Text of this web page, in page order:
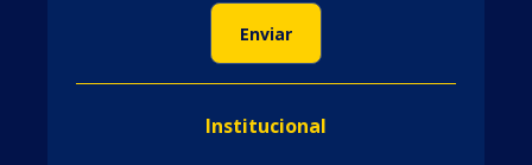
Institucional